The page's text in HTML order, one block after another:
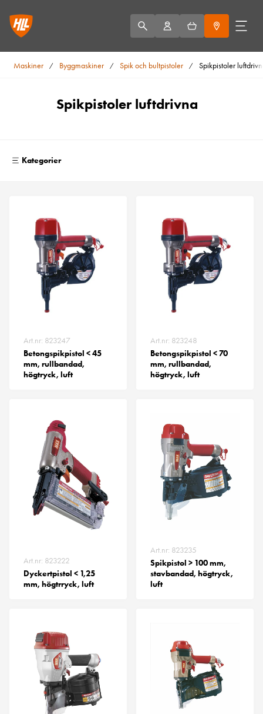
Maskiner / Byggmaskiner / Spik och bultpistoler / Spikpistoler
Spikpistoler luftdrivna
Kategorier
Art.nr: 823247
Betongspikpistol < 45
mm, rullbandad,
högtryck, luft
Art.nr: 823248
Betongspikpistol < 70
mm, rullbandad,
högtryck, luft
Art.nr: 823222
Dyckertpistol < 1,25
mm, högtrryck, luft
Art.nr: 823235
Spikpistol > 100 mm,
stavbandad, högtryck,
luft